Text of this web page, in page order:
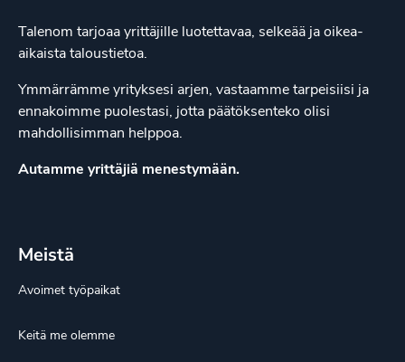
Talenom tarjoaa yrittäjille luotettavaa, selkeää ja oikea-
aikaista taloustietoa.
Ymmärrämme yrityksesi arjen, vastaamme tarpeisiisi ja
ennakoimme puolestasi, jotta päätöksenteko olisi
mahdollisimman helppoa.
Autamme yrittäjiä menestymään.
Meistä
Avoimet työpaikat
Keitä me olemme